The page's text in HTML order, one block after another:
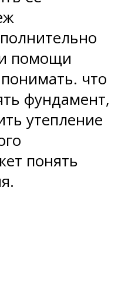
помощи
что
фундамент,
утепление
понять